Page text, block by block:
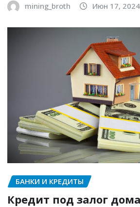
mining_broth Июн 17, 2024
БАНКИ И КРЕДИТЫ
Кредит под залог дома